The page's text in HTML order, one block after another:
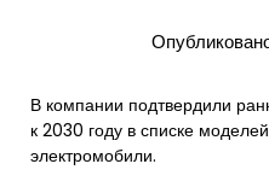
В компании подтвердили
к 2030 году в списке
электромобили.